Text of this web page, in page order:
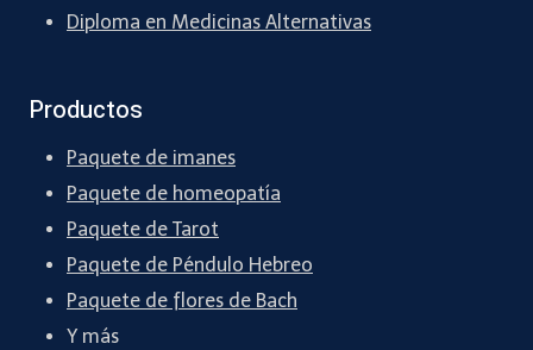
Diploma en Medicinas Alternativas
Productos
Paquete de imanes
Paquete de homeopatía
Paquete de Tarot
Paquete de Péndulo Hebreo
Paquete de flores de Bach
Y más